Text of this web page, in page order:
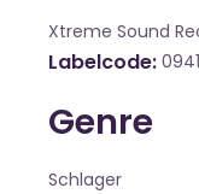
Xtreme Sound
Labelcode
Genre
Schlager